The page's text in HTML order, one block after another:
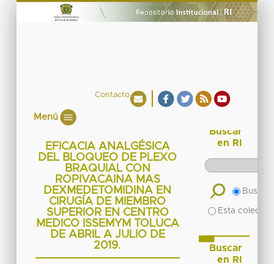
Contacto
Menú
EFICACIA ANALGÉSICA
DEL BLOQUEO DE PLEXO
BRAQUIAL CON
ROPIVACAINA MAS
DEXMEDETOMIDINA EN
CIRUGÍA DE MIEMBRO
SUPERIOR EN CENTRO
MEDICO ISSEMYM TOLUCA
DE ABRIL A JULIO DE
2019.
Buscar
en RI
Buscar
Esta
Buscar
en RI